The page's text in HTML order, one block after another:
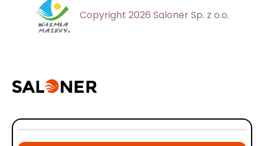
Copyright 2026 Saloner Sp. z o.o.